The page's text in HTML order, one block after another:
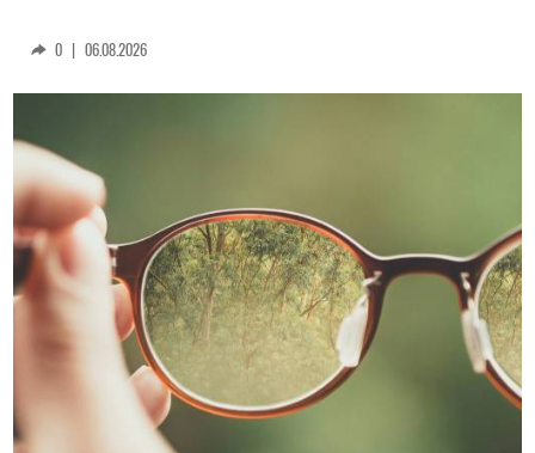
0 | 06.08.2026